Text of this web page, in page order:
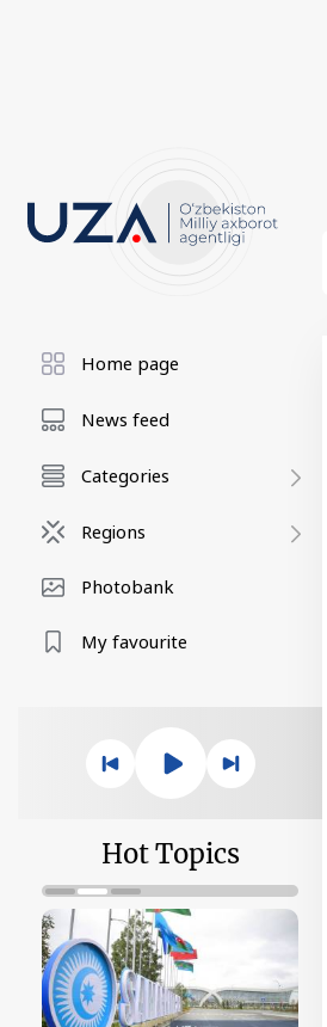
Home page
News feed
Categories
Regions
Photobank
My favourite
Hot Topics